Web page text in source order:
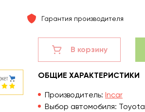
Гарантия производителя
В корзину
ОБЩИЕ ХАРАКТЕРИСТИКИ
Производитель: Incar
Выбор автомобиля: Toyota